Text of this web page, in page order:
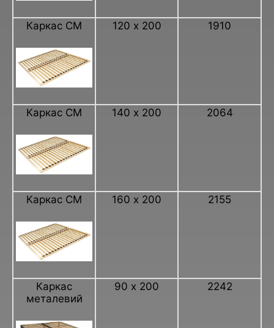
Каркас СМ 120 х 200 1910
Каркас СМ 140 х 200 2064
Каркас СМ 160 х 200 2155
Каркас
металевий
90 х 200 2242